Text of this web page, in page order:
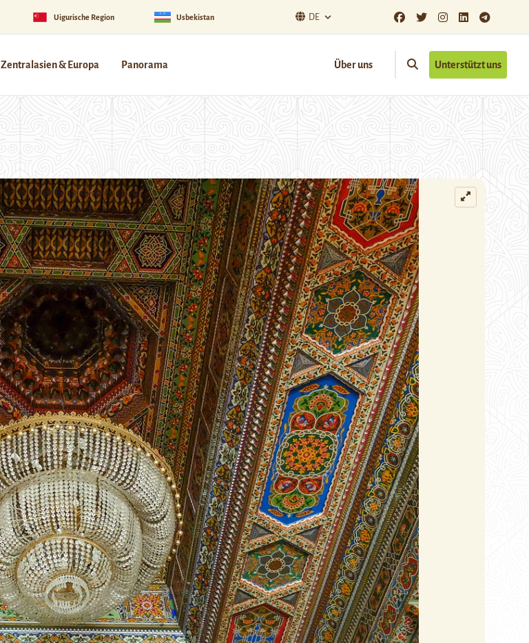
Uigurische Region Usbekistan DE
Zentralasien & Europa Panorama Über uns Unterstützt uns